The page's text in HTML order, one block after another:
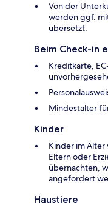
Von der
werden ggf.
übersetzt.
Beim Check-in
Kreditkarte,
Mindestalter
Kinder
Kinder im Alter
Eltern oder
übernachten,
angefordert
Haustiere